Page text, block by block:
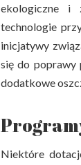
ekologiczne i
technologie
inicjatywy
się do poprawy
dodatkowe
Niektóre